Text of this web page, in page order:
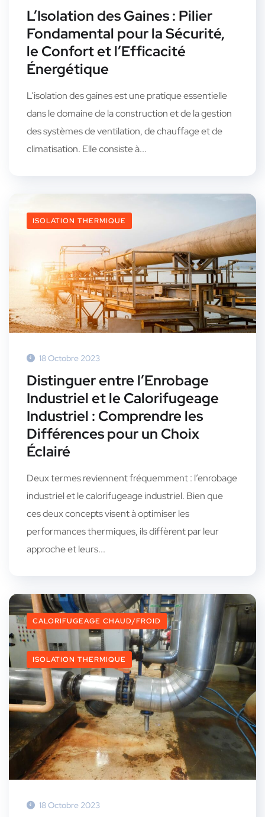
L’Isolation des Gaines : Pilier
Fondamental pour la Sécurité,
le Confort et l’Efficacité
Énergétique
L’isolation des gaines est une pratique essentielle
dans le domaine de la construction et de la gestion
des systèmes de ventilation, de chauffage et de
climatisation. Elle consiste à...
ISOLATION THERMIQUE
18 Octobre 2023
Distinguer entre l’Enrobage
Industriel et le Calorifugeage
Industriel : Comprendre les
Différences pour un Choix
Éclairé
Deux termes reviennent fréquemment : l’enrobage
industriel et le calorifugeage industriel. Bien que
ces deux concepts visent à optimiser les
performances thermiques, ils diffèrent par leur
approche et leurs...
CALORIFUGEAGE CHAUD/FROID
ISOLATION THERMIQUE
18 Octobre 2023